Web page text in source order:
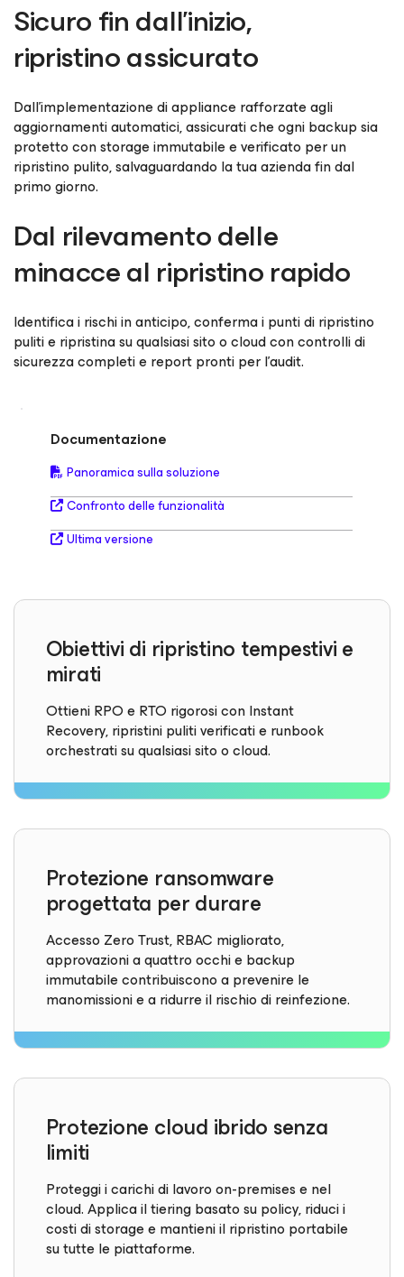
Sicuro fin dall'inizio,
ripristino assicurato
Dall'implementazione di appliance rafforzate agli
aggiornamenti automatici, assicurati che ogni backup sia
protetto con storage immutabile e verificato per un
ripristino pulito, salvaguardando la tua azienda fin dal
primo giorno.
Dal rilevamento delle
minacce al ripristino rapido
Identifica i rischi in anticipo, conferma i punti di ripristino
puliti e ripristina su qualsiasi sito o cloud con controlli di
sicurezza completi e report pronti per l'audit.
Documentazione
Panoramica sulla soluzione
Confronto delle funzionalità
Ultima versione
Obiettivi di ripristino tempestivi e
mirati
Ottieni RPO e RTO rigorosi con Instant
Recovery, ripristini puliti verificati e runbook
orchestrati su qualsiasi sito o cloud.
Protezione ransomware
progettata per durare
Accesso Zero Trust, RBAC migliorato,
approvazioni a quattro occhi e backup
immutabile contribuiscono a prevenire le
manomissioni e a ridurre il rischio di reinfezione.
Protezione cloud ibrido senza
limiti
Proteggi i carichi di lavoro on-premises e nel
cloud. Applica il tiering basato su policy, riduci i
costi di storage e mantieni il ripristino portabile
su tutte le piattaforme.